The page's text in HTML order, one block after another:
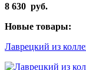
8 630 руб.
Новые товары:
Лаврецкий из